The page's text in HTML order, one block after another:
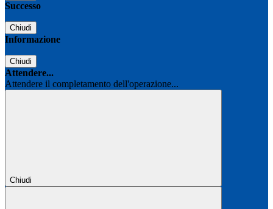
Successo
Chiudi
Informazione
Chiudi
Attendere...
Attendere il completamento dell'operazione...
Chiudi